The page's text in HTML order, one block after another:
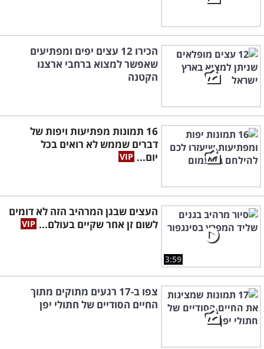
הכירו 12 עצים יפים ומפתיעים
שאפשר למצוא ברחבי ארצנו
הקטנה
16 תמונות מפתיעות ויפות של
דברים שממש לא רואים בכל
יום...
3:59
העצים שבגן המרהיב הזה לא דומים
לשום זן אחר שקיים בעולם...
צפו ב-17 רגעים מתוקים מתוך
החיים הסודיים של חתולי יפן